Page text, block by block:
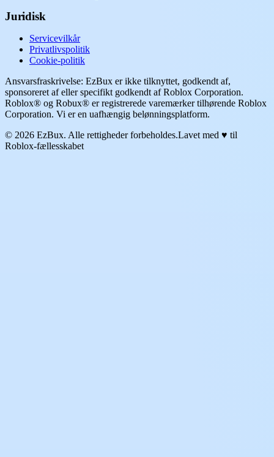
Juridisk
Servicevilkår
Privatlivspolitik
Cookie-politik
Ansvarsfraskrivelse: EzBux er ikke tilknyttet, godkendt af,
sponsoreret af eller specifikt godkendt af Roblox Corporation.
Roblox® og Robux® er registrerede varemærker tilhørende Roblox
Corporation. Vi er en uafhængig belønningsplatform.
© 2026 EzBux. Alle rettigheder forbeholdes.Lavet med ♥ til
Roblox-fællesskabet